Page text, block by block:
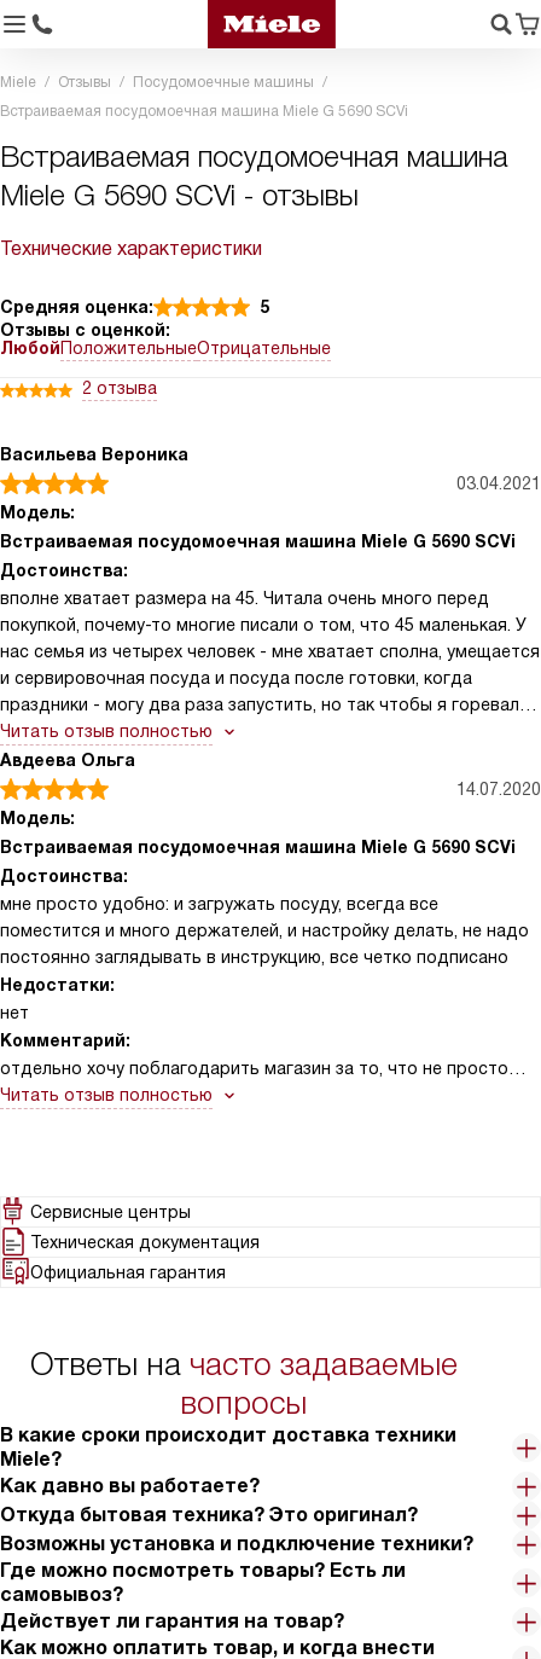
Miele Отзывы
Посудомоечные машины
Встраиваемая посудомоечная машина Miele G 5690 SCVi
Встраиваемая посудомоечная машина
Miele G 5690 SCVi - отзывы
Технические характеристики
Средняя оценка:
5
Отзывы с оценкой:
ЛюбойПоложительныеОтрицательные
2 отзыва
Васильева Вероника
03.04.2021
Модель:
Встраиваемая посудомоечная машина Miele G 5690 SCVi
Достоинства:
вполне хватает размера на 45. Читала очень много перед
покупкой, почему-то многие писали о том, что 45 маленькая. У
нас семья из четырех человек - мне хватает сполна, умещается
и сервировочная посуда и посуда после готовки, когда
праздники - могу два раза запустить, но так чтобы я горевала -
нет, даже противни спокойно входят
Читать отзыв полностью
Авдеева Ольга
14.07.2020
Модель:
Встраиваемая посудомоечная машина Miele G 5690 SCVi
Достоинства:
мне просто удобно: и загружать посуду, всегда все
поместится и много держателей, и настройку делать, не надо
постоянно заглядывать в инструкцию, все четко подписано
Недостатки:
нет
Комментарий:
отдельно хочу поблагодарить магазин за то, что не просто
помогли выбирать, но и не навязыали что-то дороже или
Читать отзыв полностью
Сервисные центры
Техническая документация
Официальная гарантия
Ответы на часто задаваемые
вопросы
В какие сроки происходит доставка техники
Miele?
Как давно вы работаете?
Откуда бытовая техника? Это оригинал?
Возможны установка и подключение техники?
Где можно посмотреть товары? Есть ли
самовывоз?
Действует ли гарантия на товар?
Как можно оплатить товар, и когда внести